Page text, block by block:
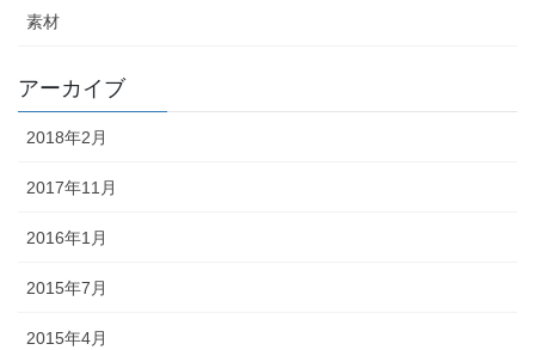
素材
アーカイブ
2018年2月
2017年11月
2016年1月
2015年7月
2015年4月